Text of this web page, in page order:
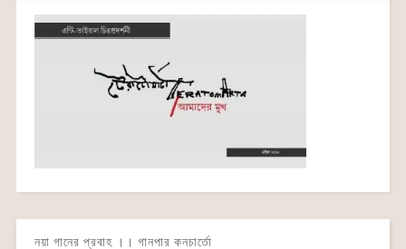
নয়া গানের প্রবাহ ।। গানপার কনচার্তো